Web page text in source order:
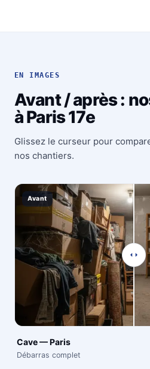
EN IMAGES
Avant / après :
à Paris 17e
Glissez le curseur pour
nos chantiers.
Avant
Cave — Paris
Débarras complet